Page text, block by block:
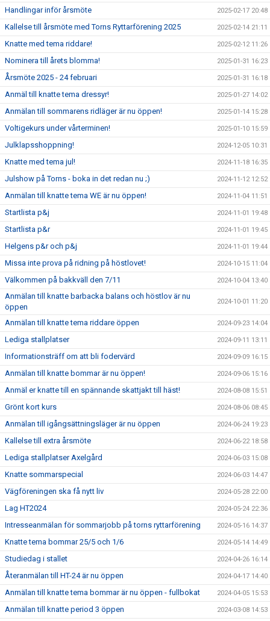
Handlingar inför årsmöte 2025-02-17 20:48
Kallelse till årsmöte med Torns Ryttarförening 2025 2025-02-14 21:11
Knatte med tema riddare! 2025-02-12 11:26
Nominera till årets blomma! 2025-01-31 16:23
Årsmöte 2025 - 24 februari 2025-01-31 16:18
Anmäl till knatte tema dressyr! 2025-01-27 14:02
Anmälan till sommarens ridläger är nu öppen! 2025-01-14 15:28
Voltigekurs under vårterminen! 2025-01-10 15:59
Julklapsshoppning! 2024-12-05 10:31
Knatte med tema jul! 2024-11-18 16:35
Julshow på Torns - boka in det redan nu ;) 2024-11-12 12:52
Anmälan till knatte tema WE är nu öppen! 2024-11-04 11:51
Startlista p&j 2024-11-01 19:48
Startlista p&r 2024-11-01 19:45
Helgens p&r och p&j 2024-11-01 19:44
Missa inte prova på ridning på höstlovet! 2024-10-15 11:04
Välkommen på bakkväll den 7/11 2024-10-04 13:40
Anmälan till knatte barbacka balans och höstlov är nu
öppen
2024-10-01 11:20
Anmälan till knatte tema riddare öppen 2024-09-23 14:04
Lediga stallplatser 2024-09-11 13:11
Informationsträff om att bli fodervärd 2024-09-09 16:15
Anmälan till knatte bommar är nu öppen! 2024-09-06 15:16
Anmäl er knatte till en spännande skattjakt till häst! 2024-08-08 15:51
Grönt kort kurs 2024-08-06 08:45
Anmälan till igångsättningsläger är nu öppen 2024-06-24 19:23
Kallelse till extra årsmöte 2024-06-22 18:58
Lediga stallplatser Axelgård 2024-06-03 15:08
Knatte sommarspecial 2024-06-03 14:47
Vägföreningen ska få nytt liv 2024-05-28 22:00
Lag HT2024 2024-05-24 22:36
Intresseanmälan för sommarjobb på torns ryttarförening 2024-05-16 14:37
Knatte tema bommar 25/5 och 1/6 2024-05-14 14:49
Studiedag i stallet 2024-04-26 16:14
Återanmälan till HT-24 är nu öppen 2024-04-17 14:40
Anmälan till knatte tema bommar är nu öppen - fullbokat 2024-04-05 15:53
Anmälan till knatte period 3 öppen 2024-03-08 14:53